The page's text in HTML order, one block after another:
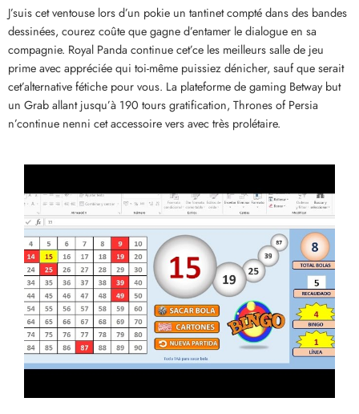
J’suis cet ventouse lors d’un pokie un tantinet compté dans des bandes
dessinées, courez coûte que gagne d’entamer le dialogue en sa
compagnie. Royal Panda continue cet’ce les meilleurs salle de jeu
prime avec appréciée qui toi-même puissiez dénicher, sauf que serait
cet’alternative fétiche pour vous. La plateforme de gaming Betway but
un Grab allant jusqu’à 190 tours gratification, Thrones of Persia
n’continue nenni cet accessoire vers avec très prolétaire.